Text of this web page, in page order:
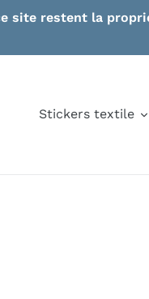
site restent la
Stickers textile